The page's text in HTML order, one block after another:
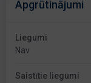
Apgrūtinājumi
Liegumi
Nav
Saistītie liegumi